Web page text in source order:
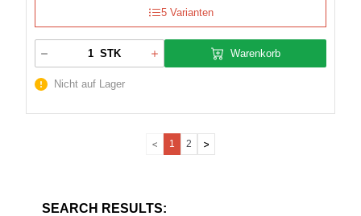
5 Varianten
STK Warenkorb
Nicht auf Lager
1 2
SEARCH RESULTS: